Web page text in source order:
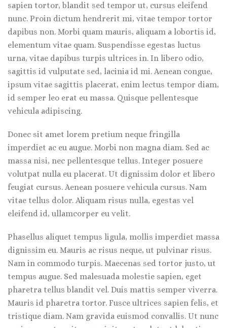
sapien tortor, blandit sed tempor ut, cursus eleifend
nunc. Proin dictum hendrerit mi, vitae tempor tortor
dapibus non. Morbi quam mauris, aliquam a lobortis id,
elementum vitae quam. Suspendisse egestas luctus
urna, vitae dapibus turpis ultrices in. In libero odio,
sagittis id vulputate sed, lacinia id mi. Aenean congue,
ipsum vitae sagittis placerat, enim lectus tempor diam,
id semper leo erat eu massa. Quisque pellentesque
vehicula adipiscing.
Donec sit amet lorem pretium neque fringilla
imperdiet ac eu augue. Morbi non magna diam. Sed ac
massa nisi, nec pellentesque tellus. Integer posuere
volutpat nulla eu placerat. Ut dignissim dolor et libero
feugiat cursus. Aenean posuere vehicula cursus. Nam
vitae tellus dolor. Aliquam risus nulla, egestas vel
eleifend id, ullamcorper eu velit.
Phasellus aliquet tempus ligula, mollis imperdiet massa
dignissim eu. Mauris ac risus neque, ut pulvinar risus.
Nam in commodo turpis. Maecenas sed tortor justo, ut
tempus augue. Sed malesuada molestie sapien, eget
pharetra tellus blandit vel. Duis mattis semper viverra.
Mauris id pharetra tortor. Fusce ultrices sapien felis, et
tristique diam. Nam gravida euismod convallis. Ut nunc